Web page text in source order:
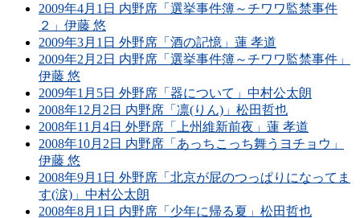
2009年4月1日 内野席「選挙事件簿～チワワ監禁事件
２」伊藤 悠
2009年3月1日 外野席「酒の記憶」蓮 孝道
2009年2月2日 内野席「選挙事件簿～チワワ監禁事件」
伊藤 悠
2009年1月5日 外野席「器について」中村公太朗
2008年12月2日 内野席「凛(りん)」松田哲也
2008年11月4日 外野席「上州維新前夜」蓮 孝道
2008年10月2日 内野席「あっちこっち舞うヨチョウ」
伊藤 悠
2008年9月1日 外野席「北京が屁のつっぱりになってま
す(涙)」中村公太朗
2008年8月1日 内野席「少年に帰る夏」松田哲也